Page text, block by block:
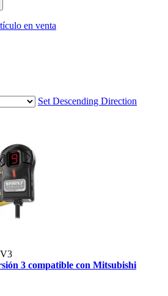
en venta
Set Descending Direction
3 compatible con Mitsubishi